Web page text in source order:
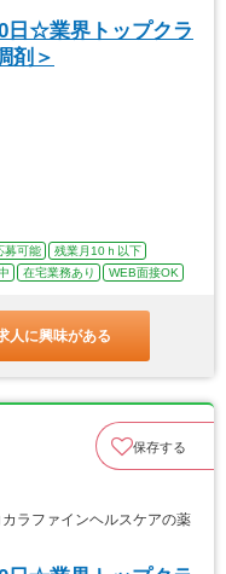
日☆業界トップクラ
剤＞
募可能
残業月10ｈ以下
在宅業務あり WEB面接OK
人に興味がある
保存する
ラファインヘルスケアの薬